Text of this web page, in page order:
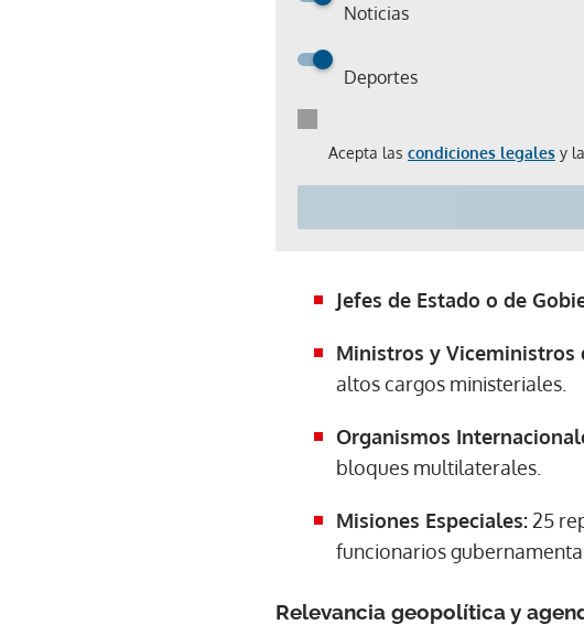
Noticias
Deportes
Acepta las condiciones legales y la
Jefes de Estado o de
Ministros y Viceministros
altos cargos ministeriales.
Organismos
bloques multilaterales.
Misiones Especiales:25
funcionarios
Relevancia geopolítica y